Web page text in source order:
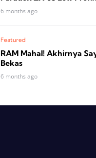
6 months ago
Featured
RAM Mahal! Akhirnya
Bekas
6 months ago